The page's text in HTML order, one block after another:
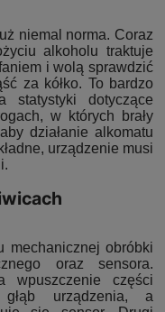
niemal norma. Coraz
alkoholu traktuje
i wolą sprawdzić
za kółko. To bardzo
statystyki dotyczące
w których brały
działanie alkomatu
urządzenie musi
mechanicznej obróbki
oraz sensora.
wpuszczenie części
urządzenia, a